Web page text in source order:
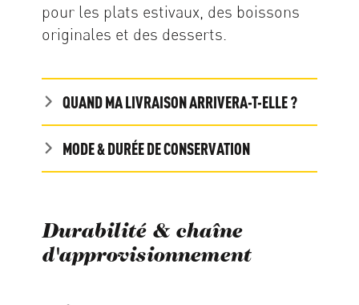
pour les plats estivaux, des boissons
originales et des desserts.
QUAND MA LIVRAISON ARRIVERA-T-ELLE ?
MODE & DURÉE DE CONSERVATION
Durabilité & chaîne
d'approvisionnement